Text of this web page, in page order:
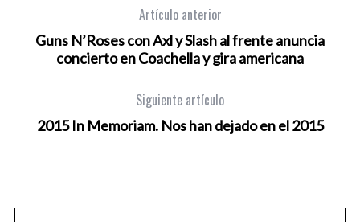
Artículo anterior
Guns N’Roses con Axl y Slash al frente anuncia
concierto en Coachella y gira americana
Siguiente artículo
2015 In Memoriam. Nos han dejado en el 2015